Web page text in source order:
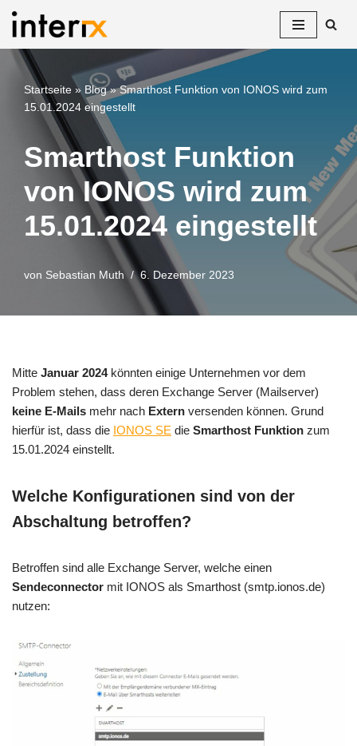
Inhalt
springen
Startseite » Blog»Smarthost Funktion von IONOS wird zum
15.01.2024 eingestellt
Smarthost Funktion
von IONOS wird zum
15.01.2024 eingestellt
von Sebastian Muth 6. Dezember 2023
Mitte Januar 2024könnten einige Unternehmen vor dem
Problem stehen, dass deren Exchange Server (Mailserver)
keine E-Mails mehr nach Extern versenden können. Grund
hierfür ist, dass die IONOS SE die Smarthost Funktion zum
15.01.2024 einstellt.
Welche Konfigurationen sind von der
Abschaltung betroffen?
Betroffen sind alle Exchange Server, welche einen
Sendeconnector mit IONOS als Smarthost (smtp.ionos.de)
nutzen: